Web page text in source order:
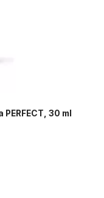
30 ml